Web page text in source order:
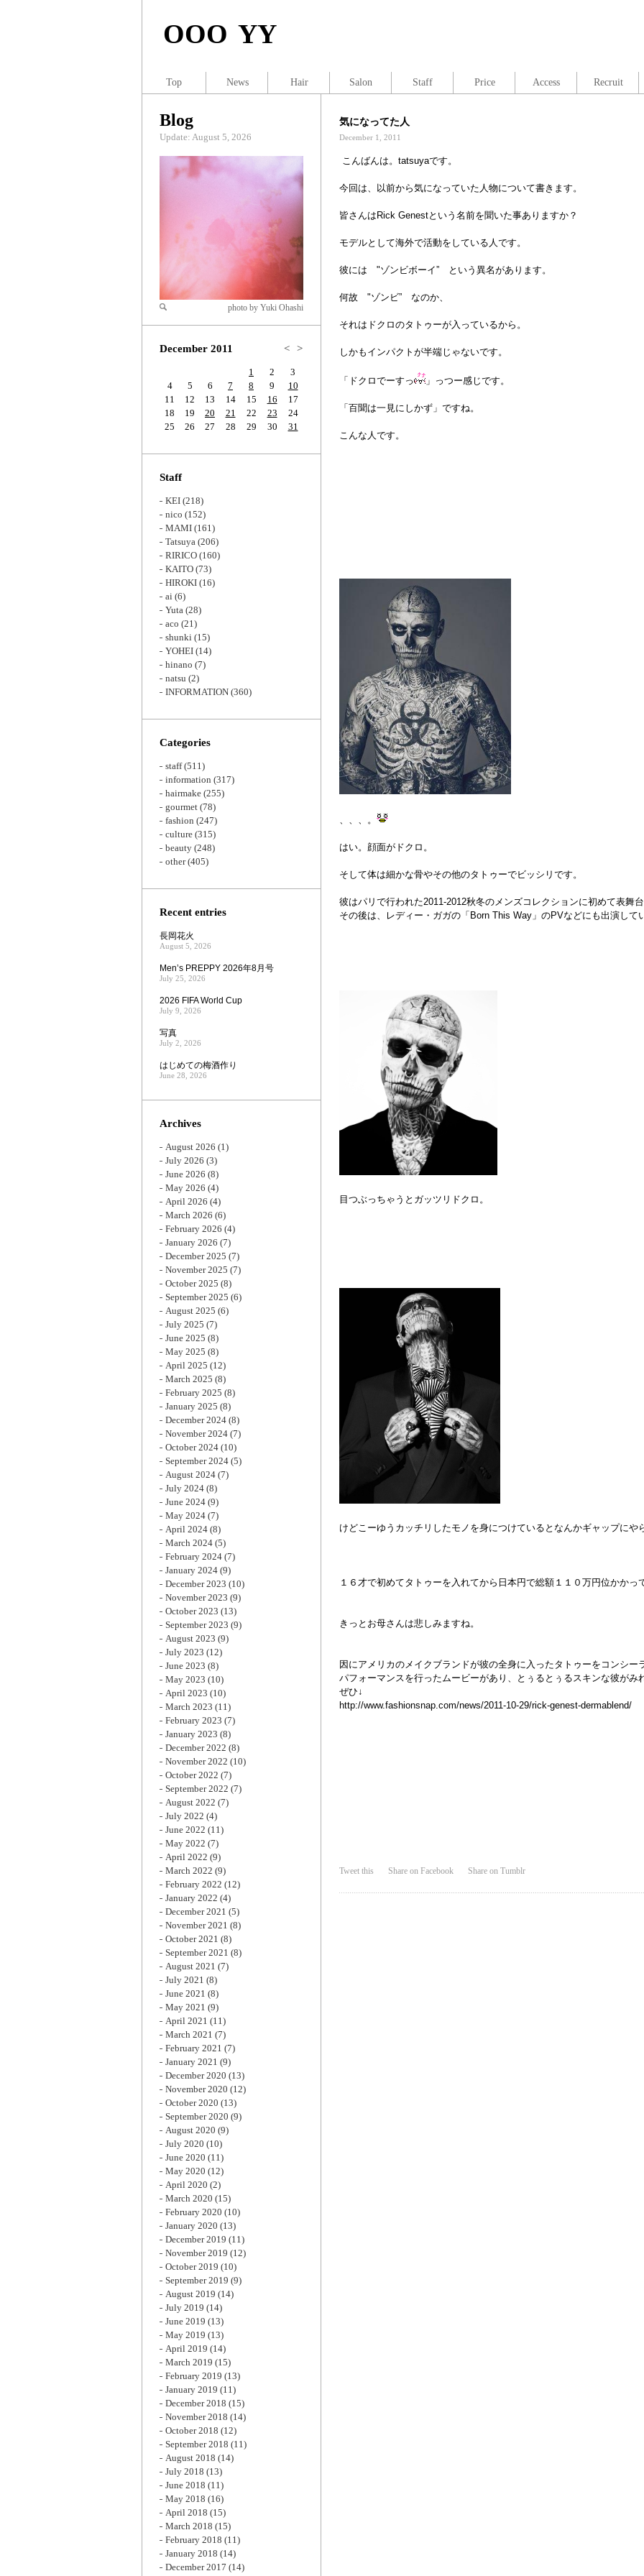
OOO YY
気になってた人
December 1, 2011
こんばんは。tatsuyaです。
今回は、以前から気になっていた人物について書きます。
皆さんは Rick Genestという名前を聞いた事ありますか？
モデルとして海外で活動をしている人です。
彼には "ゾンビボーイ” という異名があります。
何故 "ゾンビ” なのか、
それはドクロのタトゥーが入っているから。
しかもインパクトが半端じゃないです。
「ドクロでーすっ 」っつー感じです。
「百聞は一見にしかず」ですね。
こんな人です。
、、、。
はい。顔面がドクロ。
そして体は細かな骨やその他のタトゥーでビッシリです。
彼はパリで行われた2011-2012秋冬のメンズコレクションに初めて表舞台
その後は、レディー・ガガの「Born This Way」のPVなどにも出演して
目つぶっちゃうとガッツリドクロ。
けどこーゆうカッチリしたモノを身につけているとなんかギャップにや
１６才で初めてタトゥーを入れてから日本円で総額１１０万円位かかっ
きっとお母さんは悲しみますね。
因にアメリカのメイクブランドが彼の全身に入ったタトゥーをコンシー
パフォーマンスを行ったムービーがあり、とぅるとぅるスキンな彼がみ
ぜひ↓
http://www.fashionsnap.com/news/2011-10-29/rick-genest-dermablend/
Tweet this Share on Facebook Share on Tumblr
Blog
Update: August 5, 2026
Zoom
photo by Yuki Ohashi
December 2011 < >
1 2
3
4
5 6 7 8 9
10
11
12 13 14 15 16
17
18
19 20 21 22 23
24
25
26 27 28 29 30 31
Staff
KEI (218)
nico (152)
MAMI (161)
Tatsuya (206)
RIRICO (160)
KAITO (73)
HIROKI (16)
ai (6)
Yuta (28)
aco (21)
shunki (15)
YOHEI (14)
hinano (7)
natsu (2)
INFORMATION (360)
Categories
staff(511)
information (317)
hairmake (255)
gourmet (78)
fashion (247)
culture (315)
beauty (248)
other(405)
Recent entries
長岡花火
August 5, 2026
Men’s PREPPY 2026年8月号
July 25, 2026
2026 FIFA World Cup
July 9, 2026
写真
July 2, 2026
はじめての梅酒作り
June 28, 2026
Archives
August 2026 (1)
July 2026 (3)
June 2026 (8)
May 2026 (4)
April 2026 (4)
March 2026 (6)
February 2026 (4)
January 2026 (7)
December 2025 (7)
November 2025 (7)
October 2025 (8)
September 2025 (6)
August 2025 (6)
July 2025 (7)
June 2025 (8)
May 2025 (8)
April 2025 (12)
March 2025 (8)
February 2025 (8)
January 2025 (8)
December 2024 (8)
November 2024 (7)
October 2024 (10)
September 2024 (5)
August 2024 (7)
July 2024 (8)
June 2024 (9)
May 2024 (7)
April 2024 (8)
March 2024 (5)
February 2024 (7)
January 2024 (9)
December 2023 (10)
November 2023 (9)
October 2023 (13)
September 2023 (9)
August 2023 (9)
July 2023 (12)
June 2023 (8)
May 2023 (10)
April 2023 (10)
March 2023 (11)
February 2023 (7)
January 2023 (8)
December 2022 (8)
November 2022 (10)
October 2022 (7)
September 2022 (7)
August 2022 (7)
July 2022 (4)
June 2022 (11)
May 2022 (7)
April 2022 (9)
March 2022 (9)
February 2022 (12)
January 2022 (4)
December 2021 (5)
November 2021 (8)
October 2021 (8)
September 2021 (8)
August 2021 (7)
July 2021 (8)
June 2021 (8)
May 2021 (9)
April 2021 (11)
March 2021 (7)
February 2021 (7)
January 2021 (9)
December 2020 (13)
November 2020 (12)
October 2020 (13)
September 2020 (9)
August 2020 (9)
July 2020 (10)
June 2020 (11)
May 2020 (12)
April 2020 (2)
March 2020 (15)
February 2020 (10)
January 2020 (13)
December 2019 (11)
November 2019 (12)
October 2019 (10)
September 2019 (9)
August 2019 (14)
July 2019 (14)
June 2019 (13)
May 2019 (13)
April 2019 (14)
March 2019 (15)
February 2019 (13)
January 2019 (11)
December 2018 (15)
November 2018 (14)
October 2018 (12)
September 2018 (11)
August 2018 (14)
July 2018 (13)
June 2018 (11)
May 2018 (16)
April 2018 (15)
March 2018 (15)
February 2018 (11)
January 2018 (14)
December 2017 (14)
Top News Hair Salon Staff Price Access Recruit